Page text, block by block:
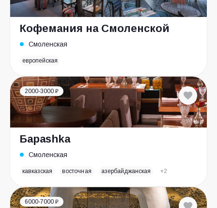
Кофемания на Смоленской
Смоленская
европейская
2000-3000 ₽
Бараshka
Смоленская
кавказская восточная азербайджанская +2
6000-7000 ₽